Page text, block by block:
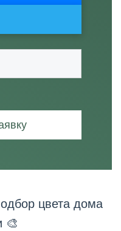
цвета дома
🎨